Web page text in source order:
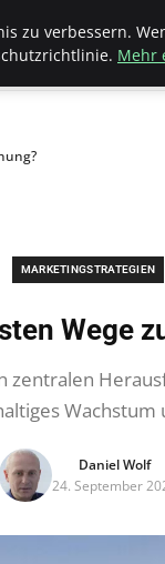
MARKETINGSTRATEGIEN
Wege
zentralen
Daniel Wolf
24. September
zu verbessern.
Mehr